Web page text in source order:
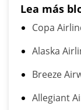
Lea más
Copa
Alaska
Breeze
Allegiant